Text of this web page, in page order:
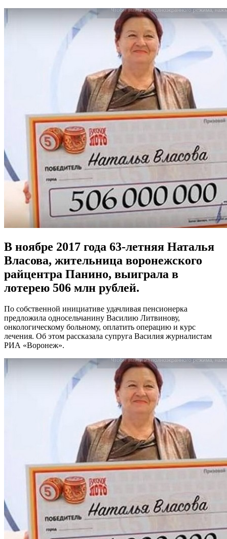
В ноябре 2017 года 63-летняя Наталья
Власова, жительница воронежского
райцентра Панино, выиграла в
лотерею 506 млн рублей.
По собственной инициативе удачливая пенсионерка
предложила односельчанину Василию Литвинову,
онкологическому больному, оплатить операцию и курс
лечения. Об этом рассказала супруга Василия журналистам
РИА «Воронеж».